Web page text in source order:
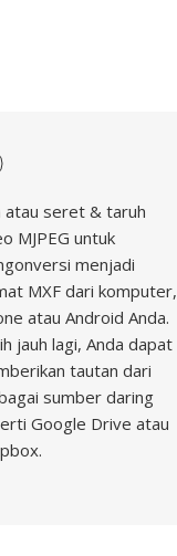
atau seret & taruh
MJPEG untuk
menjadi
MXF dari komputer,
atau Android Anda.
jauh lagi, Anda dapat
tautan dari
sumber daring
Google Drive atau